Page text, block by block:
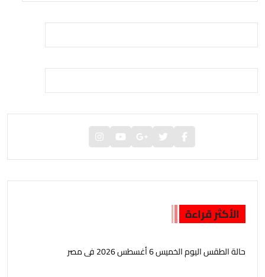
الأكثر قراءة
حالة الطقس اليوم الخميس 6 أغسطس 2026 فى مصر